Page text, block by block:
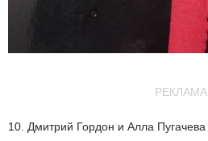
РЕКЛАМА
10. Дмитрий Гордон и Алла Пугачева